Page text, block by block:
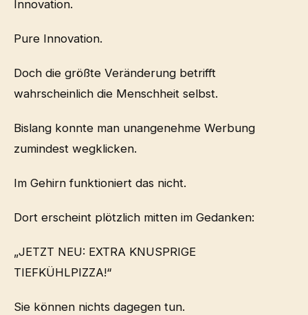
Innovation.
Pure Innovation.
Doch die größte Veränderung betrifft
wahrscheinlich die Menschheit selbst.
Bislang konnte man unangenehme Werbung
zumindest wegklicken.
Im Gehirn funktioniert das nicht.
Dort erscheint plötzlich mitten im Gedanken:
„JETZT NEU: EXTRA KNUSPRIGE
TIEFKÜHLPIZZA!“
Sie können nichts dagegen tun.